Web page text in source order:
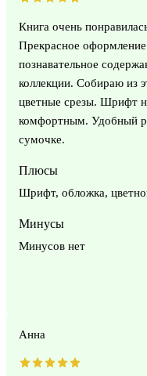
Книга очень
Прекрасное
познавательное
коллекции. Собираю из
цветные срезы. Шрифт
комфортным. Удобный
сумочке.
Плюсы
Шрифт, обложка,
Минусы
Минусов нет
Анна